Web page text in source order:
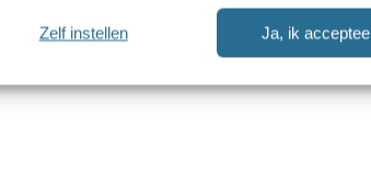
Ja, ik
Zelf instellenBekijk alle artikelen